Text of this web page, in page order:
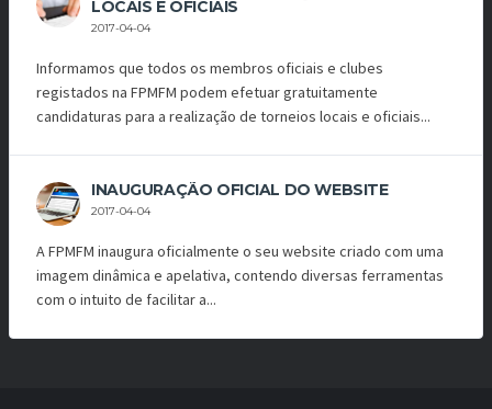
LOCAIS E OFICIAIS
2017-04-04
Informamos que todos os membros oficiais e clubes
registados na FPMFM podem efetuar gratuitamente
candidaturas para a realização de torneios locais e oficiais...
INAUGURAÇÃO OFICIAL DO WEBSITE
2017-04-04
A FPMFM inaugura oficialmente o seu website criado com uma
imagem dinâmica e apelativa, contendo diversas ferramentas
com o intuito de facilitar a...